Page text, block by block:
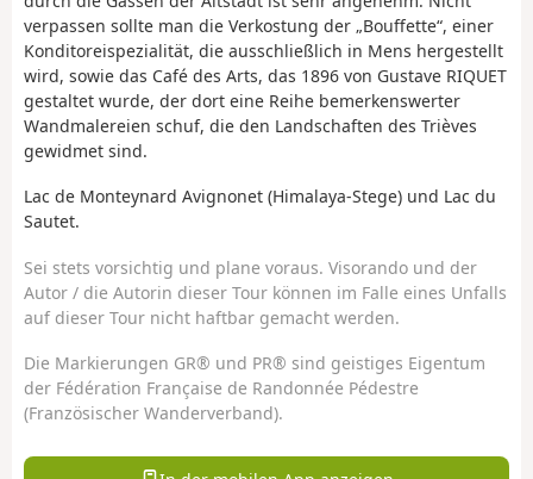
verpassen sollte man die Verkostung der „Bouffette“, einer
Konditoreispezialität, die ausschließlich in Mens hergestellt
wird, sowie das Café des Arts, das 1896 von Gustave RIQUET
gestaltet wurde, der dort eine Reihe bemerkenswerter
Wandmalereien schuf, die den Landschaften des Trièves
gewidmet sind.
Lac de Monteynard Avignonet (Himalaya-Stege) und Lac du
Sautet.
Sei stets vorsichtig und plane voraus. Visorando und der
Autor / die Autorin dieser Tour können im Falle eines Unfalls
auf dieser Tour nicht haftbar gemacht werden.
Die Markierungen GR® und PR® sind geistiges Eigentum
der Fédération Française de Randonnée Pédestre
(Französischer Wanderverband).